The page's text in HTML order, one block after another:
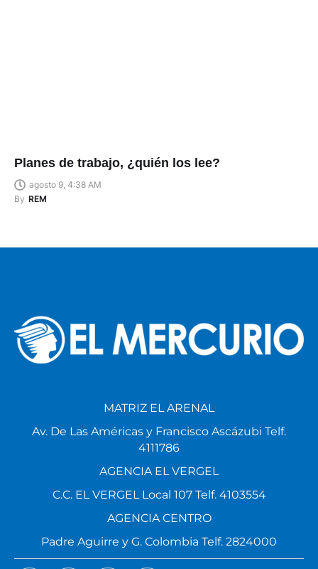
Planes de trabajo, ¿quién los lee?
agosto 9, 4:38 AM
By REM
MATRIZ EL ARENAL
Av. De Las Américas y Francisco Ascázubi Telf.
4111786
AGENCIA EL VERGEL
C.C. EL VERGEL Local 107 Telf. 4103554
AGENCIA CENTRO
Padre Aguirre y G. Colombia Telf. 2824000